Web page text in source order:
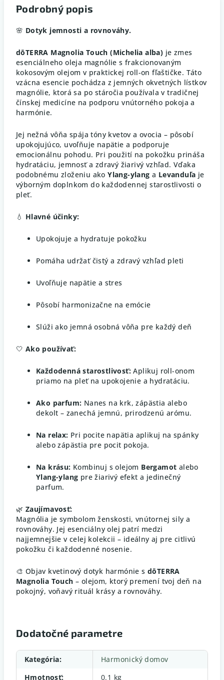
Podrobný popis
🌸 Dotyk jemnosti a rovnováhy.
dōTERRA Magnolia Touch (Michelia alba) je zmes
esenciálneho oleja magnólie s frakcionovaným
kokosovým olejom v praktickej roll-on fľaštičke. Táto
vzácna esencie pochádza z jemných okvetných lístkov
magnólie, ktorá sa po stáročia používala v tradičnej
čínskej medicíne na podporu vnútorného pokoja a
harmónie.
Jej nežná vôňa spája tóny kvetov a ovocia – pôsobí
upokojujúco, uvoľňuje napätie a podporuje
emocionálnu pohodu. Pri použití na pokožku prináša
hydratáciu, jemnosť a zdravý žiarivý vzhľad. Vďaka
podobnému zloženiu akoYlang-ylang a Levanduľa je
výborným doplnkom do každodennej starostlivosti o
pleť.
💧 Hlavné účinky:
Upokojuje a hydratuje pokožku
Pomáha udržať čistý a zdravý vzhľad pleti
Uvoľňuje napätie a stres
Pôsobí harmonizačne na emócie
Slúži ako jemná osobná vôňa pre každý deň
🤍 Ako používať:
Každodenná starostlivosť: Aplikuj roll-onom
priamo na pleť na upokojenie a hydratáciu.
Ako parfum: Nanes na krk, zápästia alebo
dekolt – zanechá jemnú, prirodzenú arómu.
Na relax: Pri pocite napätia aplikuj na spánky
alebo zápästia pre pocit pokoja.
Na krásu: Kombinuj s olejom Bergamot alebo
Ylang-ylang pre žiarivý efekt a jedinečný
parfum.
🌿 Zaujímavosť:
Magnólia je symbolom ženskosti, vnútornej sily a
rovnováhy. Jej esenciálny olej patrí medzi
najjemnejšie v celej kolekcii – ideálny aj pre citlivú
pokožku či každodenné nosenie.
🎨 Objav kvetinový dotyk harmónie s dōTERRA
Magnolia Touch – olejom, ktorý premení tvoj deň na
pokojný, voňavý rituál krásy a rovnováhy.
Dodatočné parametre
Kategória:
Harmonický domov
Hmotnosť: 0.1 kg